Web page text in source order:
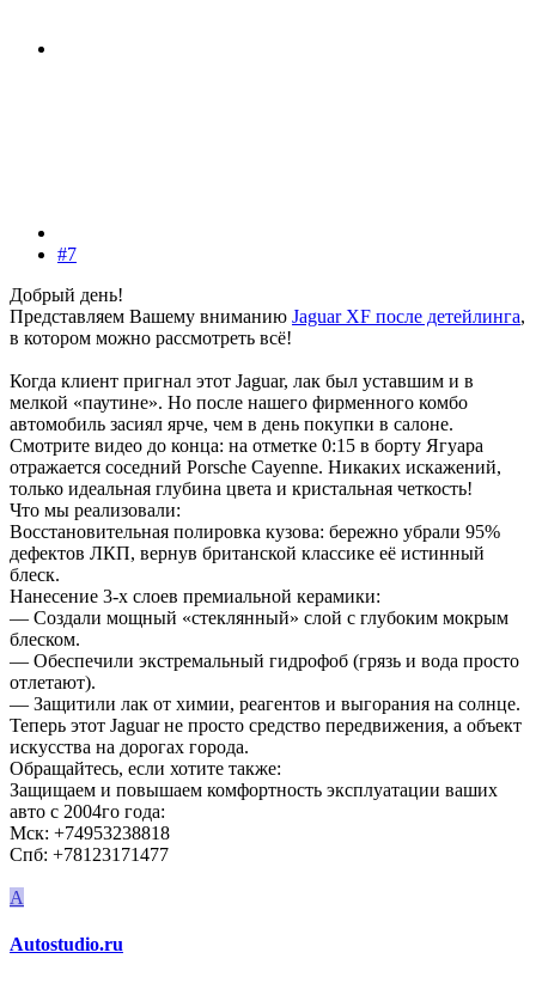
#7
Добрый день!
Представляем Вашему вниманию Jaguar XF после детейлинга,
в котором можно рассмотреть всё!
Когда клиент пригнал этот Jaguar, лак был уставшим и в
мелкой «паутине». Но после нашего фирменного комбо
автомобиль засиял ярче, чем в день покупки в салоне.
Смотрите видео до конца: на отметке 0:15 в борту Ягуара
отражается соседний Porsche Cayenne. Никаких искажений,
только идеальная глубина цвета и кристальная четкость!
Что мы реализовали:
Восстановительная полировка кузова: бережно убрали 95%
дефектов ЛКП, вернув британской классике её истинный
блеск.
Нанесение 3-х слоев премиальной керамики:
— Создали мощный «стеклянный» слой с глубоким мокрым
блеском.
— Обеспечили экстремальный гидрофоб (грязь и вода просто
отлетают).
— Защитили лак от химии, реагентов и выгорания на солнце.
Теперь этот Jaguar не просто средство передвижения, а объект
искусства на дорогах города.
Обращайтесь, если хотите также:
Защищаем и повышаем комфортность эксплуатации ваших
авто с 2004го года:
Мск: +74953238818
Спб: +78123171477
A
Autostudio.ru